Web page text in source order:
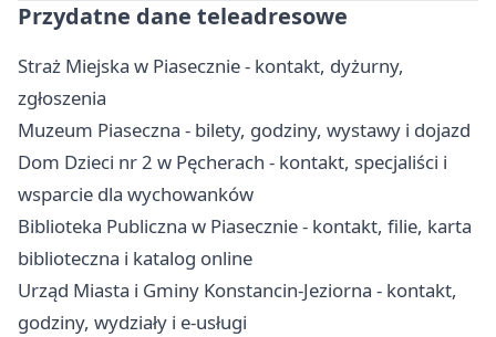
Przydatne dane teleadresowe
Straż Miejska w Piasecznie - kontakt, dyżurny,
zgłoszenia
Muzeum Piaseczna - bilety, godziny, wystawy i dojazd
Dom Dzieci nr 2 w Pęcherach - kontakt, specjaliści i
wsparcie dla wychowanków
Biblioteka Publiczna w Piasecznie - kontakt, filie, karta
biblioteczna i katalog online
Urząd Miasta i Gminy Konstancin-Jeziorna - kontakt,
godziny, wydziały i e-usługi